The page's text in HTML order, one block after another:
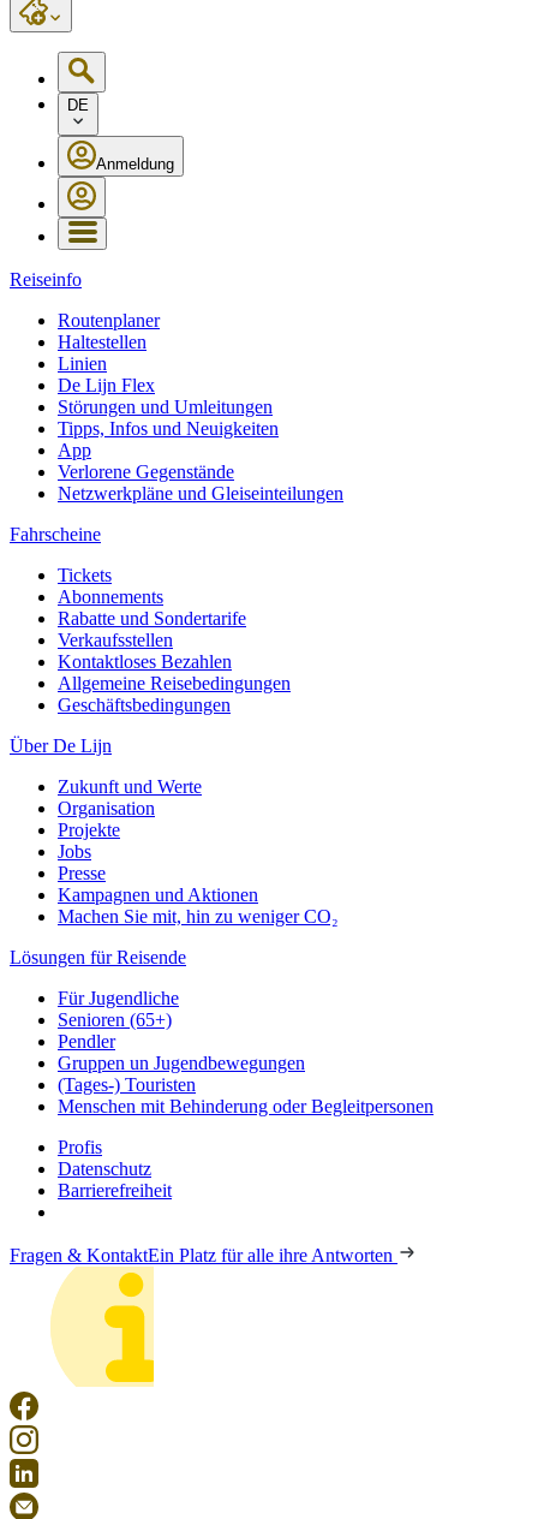
DE
Anmeldung
Reiseinfo
Routenplaner
Haltestellen
Linien
De Lijn Flex
Störungen und Umleitungen
Tipps, Infos und Neuigkeiten
App
Verlorene Gegenstände
Netzwerkpläne und Gleiseinteilungen
Fahrscheine
Tickets
Abonnements
Rabatte und Sondertarife
Verkaufsstellen
Kontaktloses Bezahlen
Allgemeine Reisebedingungen
Geschäftsbedingungen
Über De Lijn
Zukunft und Werte
Organisation
Projekte
Jobs
Presse
Kampagnen und Aktionen
Machen Sie mit, hin zu weniger CO₂
Lösungen für Reisende
Für Jugendliche
Senioren (65+)
Pendler
Gruppen un Jugendbewegungen
(Tages-) Touristen
Menschen mit Behinderung oder Begleitpersonen
Profis
Datenschutz
Barrierefreiheit
Fragen & KontaktEin Platz für alle ihre Antworten